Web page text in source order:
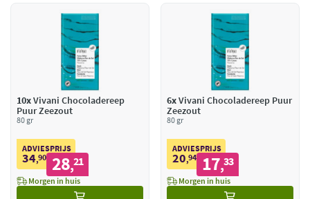
10xVivani Chocoladereep
Puur Zeezout
80 gr
ADVIESPRIJS
34,90 28,21
Morgen in huis
6xVivani Chocoladereep Puur
Zeezout
80 gr
ADVIESPRIJS
20,94 17,33
Morgen in huis